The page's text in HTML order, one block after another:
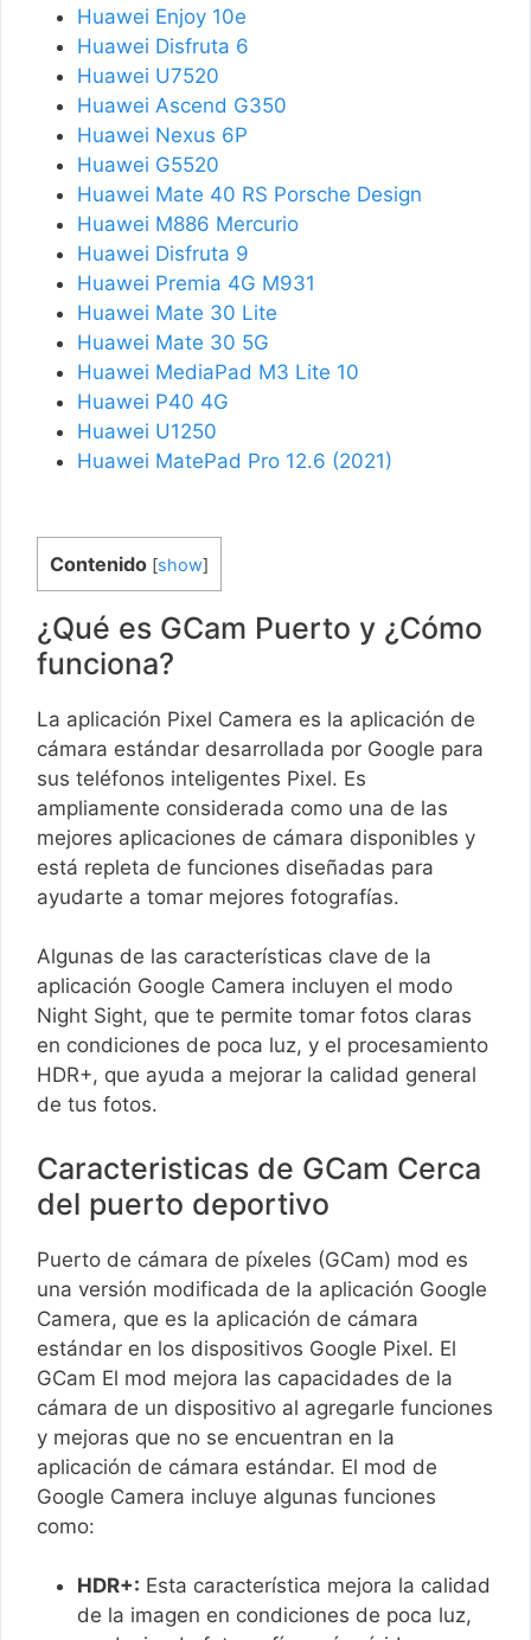
Huawei Enjoy 10e
Huawei Disfruta 6
Huawei U7520
Huawei Ascend G350
Huawei Nexus 6P
Huawei G5520
Huawei Mate 40 RS Porsche Design
Huawei M886 Mercurio
Huawei Disfruta 9
Huawei Premia 4G M931
Huawei Mate 30 Lite
Huawei Mate 30 5G
Huawei MediaPad M3 Lite 10
Huawei P40 4G
Huawei U1250
Huawei MatePad Pro 12.6 (2021)
Contenido [show]
¿Qué es GCam Puerto y ¿Cómo
funciona?
La aplicación Pixel Camera es la aplicación de
cámara estándar desarrollada por Google para
sus teléfonos inteligentes Pixel. Es
ampliamente considerada como una de las
mejores aplicaciones de cámara disponibles y
está repleta de funciones diseñadas para
ayudarte a tomar mejores fotografías.
Algunas de las características clave de la
aplicación Google Camera incluyen el modo
Night Sight, que te permite tomar fotos claras
en condiciones de poca luz, y el procesamiento
HDR+, que ayuda a mejorar la calidad general
de tus fotos.
Caracteristicas de GCam Cerca
del puerto deportivo
Puerto de cámara de píxeles (GCam) mod es
una versión modificada de la aplicación Google
Camera, que es la aplicación de cámara
estándar en los dispositivos Google Pixel. El
GCam El mod mejora las capacidades de la
cámara de un dispositivo al agregarle funciones
y mejoras que no se encuentran en la
aplicación de cámara estándar. El mod de
Google Camera incluye algunas funciones
como:
HDR+: Esta característica mejora la calidad
de la imagen en condiciones de poca luz,